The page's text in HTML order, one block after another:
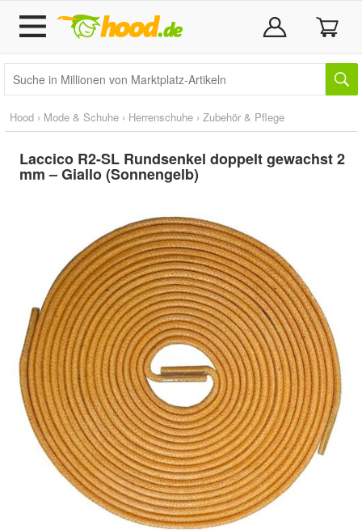
Hood › Mode & Schuhe › Herrenschuhe › Zubehör & Pflege
Laccico R2-SL Rundsenkel doppelt gewachst 2
mm – Giallo (Sonnengelb)
Doppelt antippen zum
vergrößern